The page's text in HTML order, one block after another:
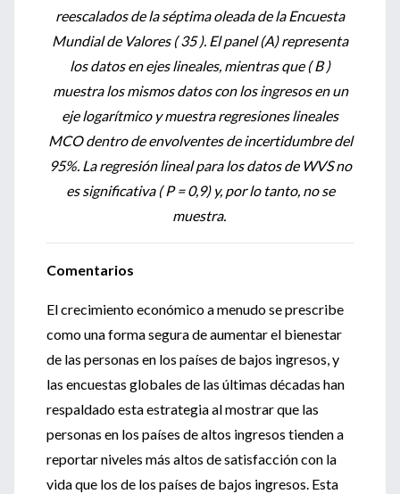
reescalados de la séptima oleada de la Encuesta
Mundial de Valores ( 35 ). El panel (A) representa
los datos en ejes lineales, mientras que ( B )
muestra los mismos datos con los ingresos en un
eje logarítmico y muestra regresiones lineales
MCO dentro de envolventes de incertidumbre del
95%. La regresión lineal para los datos de WVS no
es significativa ( P = 0,9) y, por lo tanto, no se
muestra.
Comentarios
El crecimiento económico a menudo se prescribe
como una forma segura de aumentar el bienestar
de las personas en los países de bajos ingresos, y
las encuestas globales de las últimas décadas han
respaldado esta estrategia al mostrar que las
personas en los países de altos ingresos tienden a
reportar niveles más altos de satisfacción con la
vida que los de los países de bajos ingresos. Esta